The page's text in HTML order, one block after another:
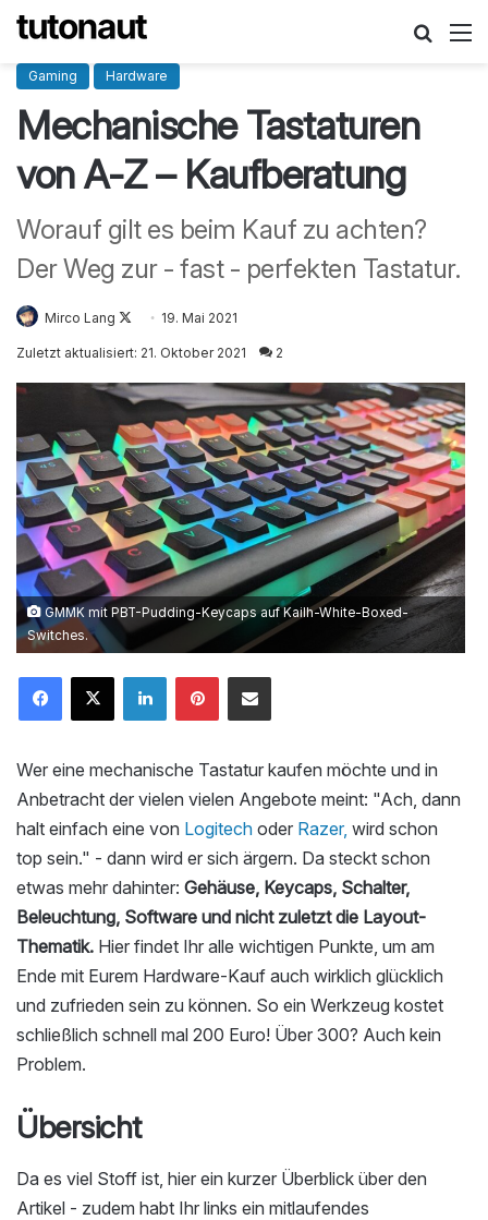
Gaming Hardware
Mechanische Tastaturen
von A-Z – Kaufberatung
Worauf gilt es beim Kauf zu achten?
Der Weg zur - fast - perfekten Tastatur.
Mirco Lang
Follow
on
19. Mai 2021
Zuletzt aktualisiert: 21. Oktober 2021 2
GMMK mit PBT-Pudding-Keycaps auf Kailh-White-Boxed-
Switches.
Wer eine mechanische Tastatur kaufen möchte und in
Anbetracht der vielen vielen Angebote meint: "Ach, dann
halt einfach eine von Logitech oder Razer, wird schon
top sein." - dann wird er sich ärgern. Da steckt schon
etwas mehr dahinter: Gehäuse, Keycaps, Schalter,
Beleuchtung, Software und nicht zuletzt die Layout-
Thematik. Hier findet Ihr alle wichtigen Punkte, um am
Ende mit Eurem Hardware-Kauf auch wirklich glücklich
und zufrieden sein zu können. So ein Werkzeug kostet
schließlich schnell mal 200 Euro! Über 300? Auch kein
Problem.
Übersicht
Da es viel Stoff ist, hier ein kurzer Überblick über den
Artikel - zudem habt Ihr links ein mitlaufendes